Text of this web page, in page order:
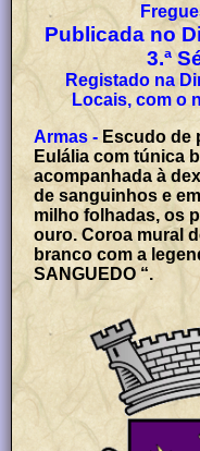
Publicada no
3.ª
Registado na
Locais, com o
Armas - Escudo de
Eulália com túnica
acompanhada à
de sanguinhos e
milho folhadas, os
ouro. Coroa mural
branco com a
SANGUEDO “.